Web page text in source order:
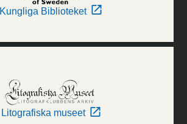
Kungliga Biblioteket
Litografiska museet